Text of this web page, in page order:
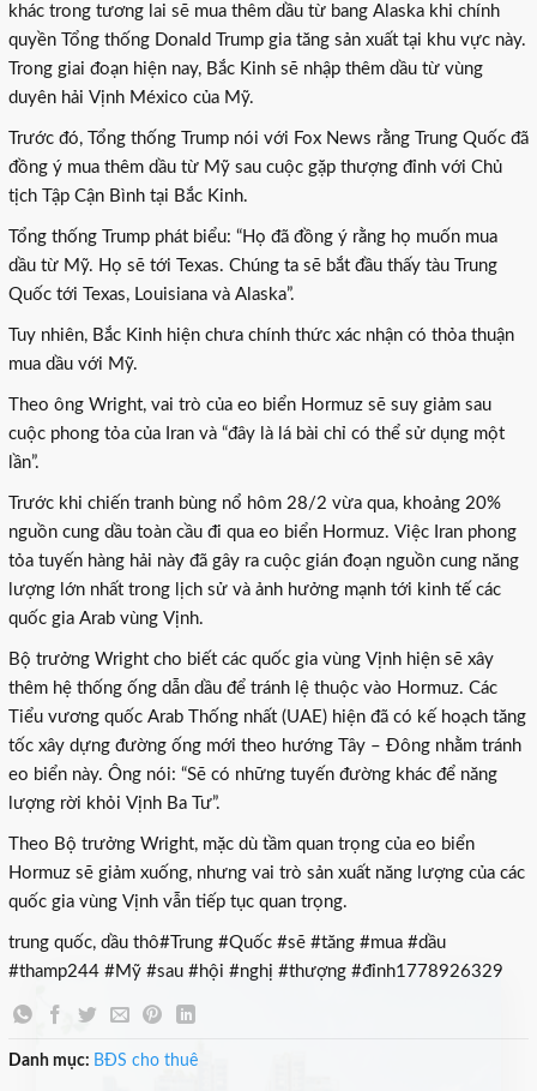
khác trong tương lai sẽ mua thêm dầu từ bang Alaska khi chính
quyền Tổng thống Donald Trump gia tăng sản xuất tại khu vực này.
Trong giai đoạn hiện nay, Bắc Kinh sẽ nhập thêm dầu từ vùng
duyên hải Vịnh México của Mỹ.
Trước đó, Tổng thống Trump nói với Fox News rằng Trung Quốc đã
đồng ý mua thêm dầu từ Mỹ sau cuộc gặp thượng đỉnh với Chủ
tịch Tập Cận Bình tại Bắc Kinh.
Tổng thống Trump phát biểu: “Họ đã đồng ý rằng họ muốn mua
dầu từ Mỹ. Họ sẽ tới Texas. Chúng ta sẽ bắt đầu thấy tàu Trung
Quốc tới Texas, Louisiana và Alaska”.
Tuy nhiên, Bắc Kinh hiện chưa chính thức xác nhận có thỏa thuận
mua dầu với Mỹ.
Theo ông Wright, vai trò của eo biển Hormuz sẽ suy giảm sau
cuộc phong tỏa của Iran và “đây là lá bài chỉ có thể sử dụng một
lần”.
Trước khi chiến tranh bùng nổ hôm 28/2 vừa qua, khoảng 20%
nguồn cung dầu toàn cầu đi qua eo biển Hormuz. Việc Iran phong
tỏa tuyến hàng hải này đã gây ra cuộc gián đoạn nguồn cung năng
lượng lớn nhất trong lịch sử và ảnh hưởng mạnh tới kinh tế các
quốc gia Arab vùng Vịnh.
Bộ trưởng Wright cho biết các quốc gia vùng Vịnh hiện sẽ xây
thêm hệ thống ống dẫn dầu để tránh lệ thuộc vào Hormuz. Các
Tiểu vương quốc Arab Thống nhất (UAE) hiện đã có kế hoạch tăng
tốc xây dựng đường ống mới theo hướng Tây – Đông nhằm tránh
eo biển này. Ông nói: “Sẽ có những tuyến đường khác để năng
lượng rời khỏi Vịnh Ba Tư”.
Theo Bộ trưởng Wright, mặc dù tầm quan trọng của eo biển
Hormuz sẽ giảm xuống, nhưng vai trò sản xuất năng lượng của các
quốc gia vùng Vịnh vẫn tiếp tục quan trọng.
trung quốc, dầu thô#Trung #Quốc #sẽ #tăng #mua #dầu
#thamp244 #Mỹ #sau #hội #nghị #thượng #đỉnh1778926329
Danh mục: BĐS cho thuê